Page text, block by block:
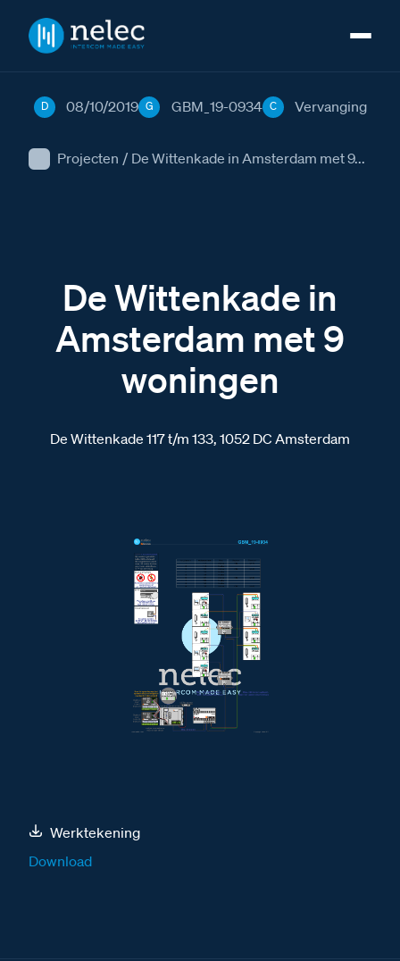
Projecten / De Wittenkade in Amsterdam met 9...
D 08/10/2019 G GBM_19-0934 C Vervanging
De Wittenkade in
Amsterdam met 9
woningen
De Wittenkade 117 t/m 133, 1052 DC Amsterdam
Werktekening
Download